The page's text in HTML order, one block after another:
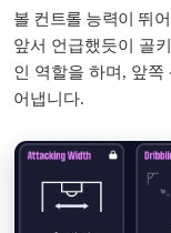
볼 컨트롤 능력이 뛰
앞서 언급했듯이 골
인 역할을 하며, 앞쪽
어냅니다.